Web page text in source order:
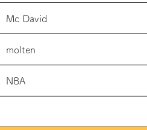
Mc David
molten
NBA